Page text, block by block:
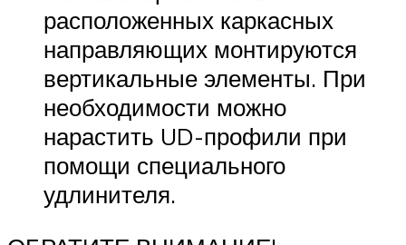
расположенных каркасных
направляющих монтируются
вертикальные элементы. При
необходимости можно
нарастить UD-профили при
помощи специального
удлинителя.